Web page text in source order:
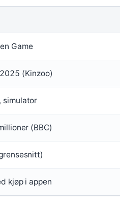
Game
(Kinzoo)
simulator
(BBC)
kjøp i appen